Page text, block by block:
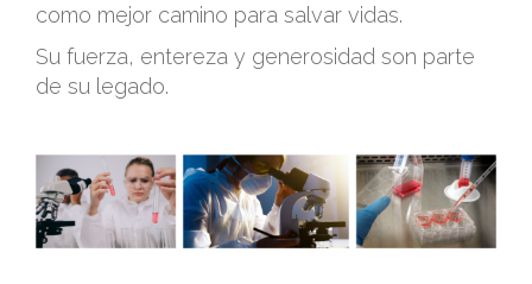
como mejor camino para salvar vidas.
Su fuerza, entereza y generosidad son parte
de su legado.